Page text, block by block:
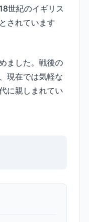
世紀のイギリス
されています
ました。戦後の
現在では気軽な
に親しまれてい